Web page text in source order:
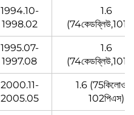
1994.10-
1998.02
1.6
1995.07-
1997.08
1.6
2000.11-
2005.05
1.6
102পিএস)